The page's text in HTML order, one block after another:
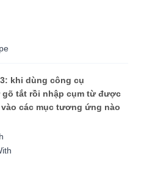
khi dùng công cụ
tắt rồi nhập cụm từ được
các mục tương ứng nào